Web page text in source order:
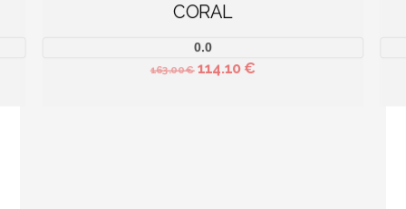
CORAL
0.0
163.00€ 114.10 €